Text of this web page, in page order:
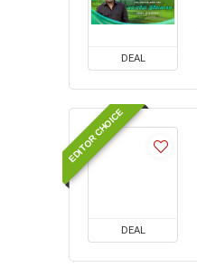
DEAL
EDITOR CHOICE
DEAL